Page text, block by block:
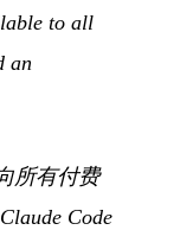
to all
an
所有付费
Code